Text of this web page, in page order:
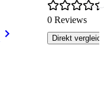
0 Reviews
Direkt